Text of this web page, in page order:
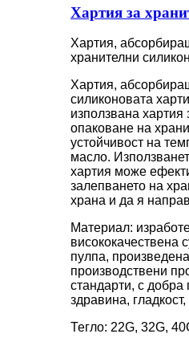
Хартия за
Хартия,
хранителни
Хартия,
силиконовата
използвана хартия
опаковане на
устойчивост на
масло.
хартия може
залепването на
храна и да я
Материал:
висококачествена
пулпа,
производствени
стандарти, с добра
здравина,
Тегло: 22G, 32G,